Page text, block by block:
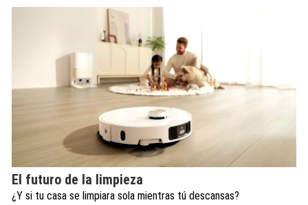
El futuro de la limpieza
¿Y si tu casa se limpiara sola mientras tú descansas?